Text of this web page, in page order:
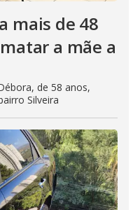
mais de 48
a mãe a
de 58 anos,
Silveira